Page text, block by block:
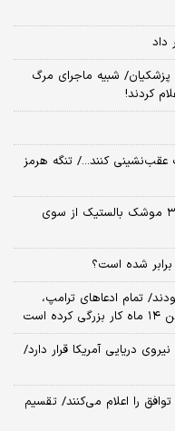
داد
به ادعای استعفای ۲۸ گانه پزشکیان/ شبیه ماجرای مرگ
عقب‌نشینی کنند.../ تنگه هرمز
انفجارهای شدید پایتخت اوکراین را لرزاند/ ۳۰ موشک بالستیک از سوی
تمام ادعاهای ترامپ،
دریایی آمریکا قرار دارد/
را اعلام می‌کنند/ تقسیم